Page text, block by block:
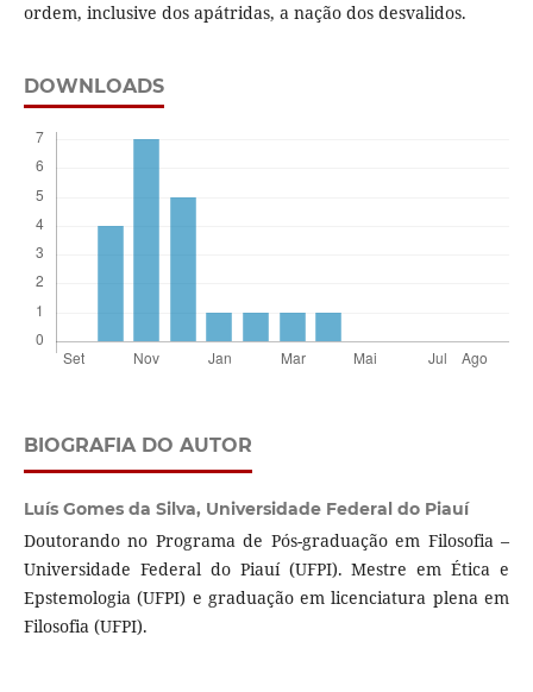
ordem, inclusive dos apátridas, a nação dos desvalidos.
DOWNLOADS
BIOGRAFIA DO AUTOR
Luís Gomes da Silva, Universidade Federal do Piauí
Doutorando no Programa de Pós-graduação em Filosofia –
Universidade Federal do Piauí (UFPI). Mestre em Ética e
Epstemologia (UFPI) e graduação em licenciatura plena em
Filosofia (UFPI).